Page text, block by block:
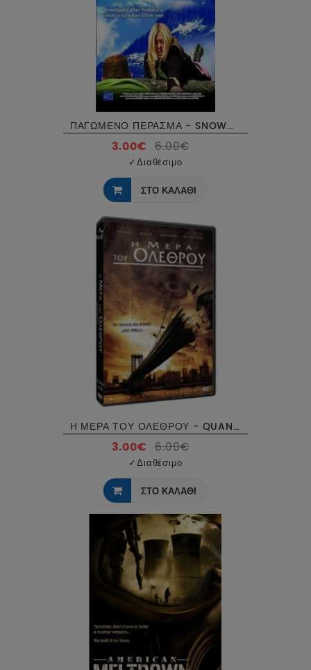
ΠΑΓΩΜΕΝΟ ΠΕΡΑΣΜΑ - SNOWMAN'S PASS DVD USED
3.00€ 6.00€
✓Διαθέσιμο
ΣΤΟ ΚΑΛΑΘΙ
Η ΜΕΡΑ ΤΟΥ ΟΛΕΘΡΟΥ - QUANTUM APOCALYPSE DVD USED
3.00€ 6.00€
✓Διαθέσιμο
ΣΤΟ ΚΑΛΑΘΙ